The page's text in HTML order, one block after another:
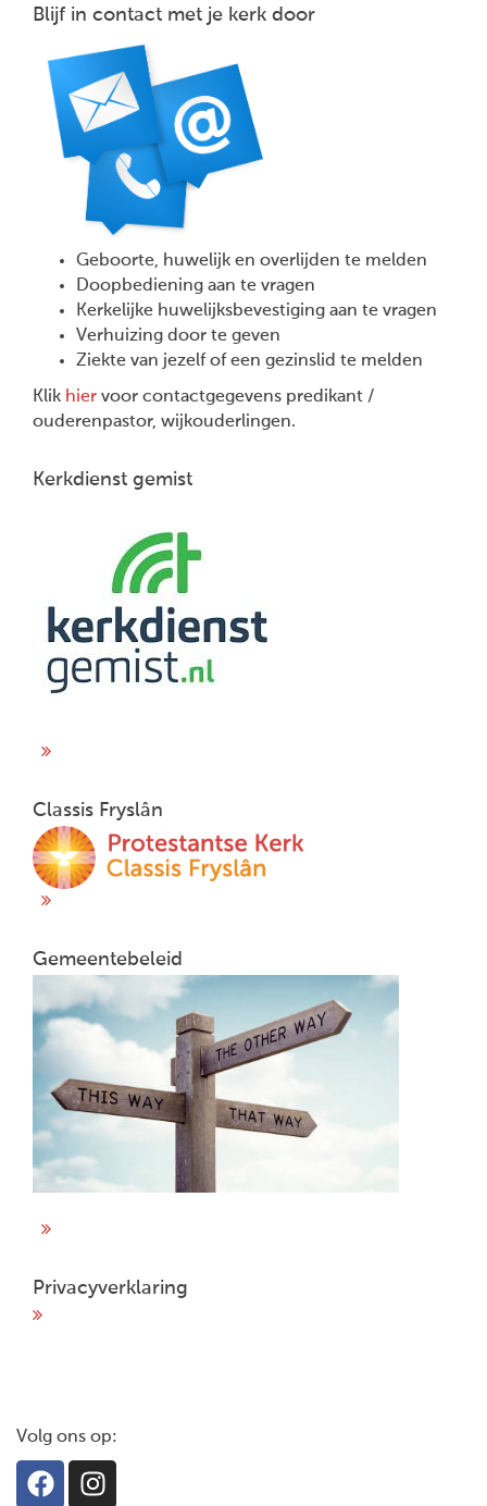
Blijf in contact met je kerk door
Geboorte, huwelijk en overlijden te melden
Doopbediening aan te vragen
Kerkelijke huwelijksbevestiging aan te vragen
Verhuizing door te geven
Ziekte van jezelf of een gezinslid te melden
Klik hier voor contactgegevens predikant /
ouderenpastor, wijkouderlingen.
Kerkdienst gemist
Classis Fryslân
Gemeentebeleid
Privacyverklaring
Volg ons op: